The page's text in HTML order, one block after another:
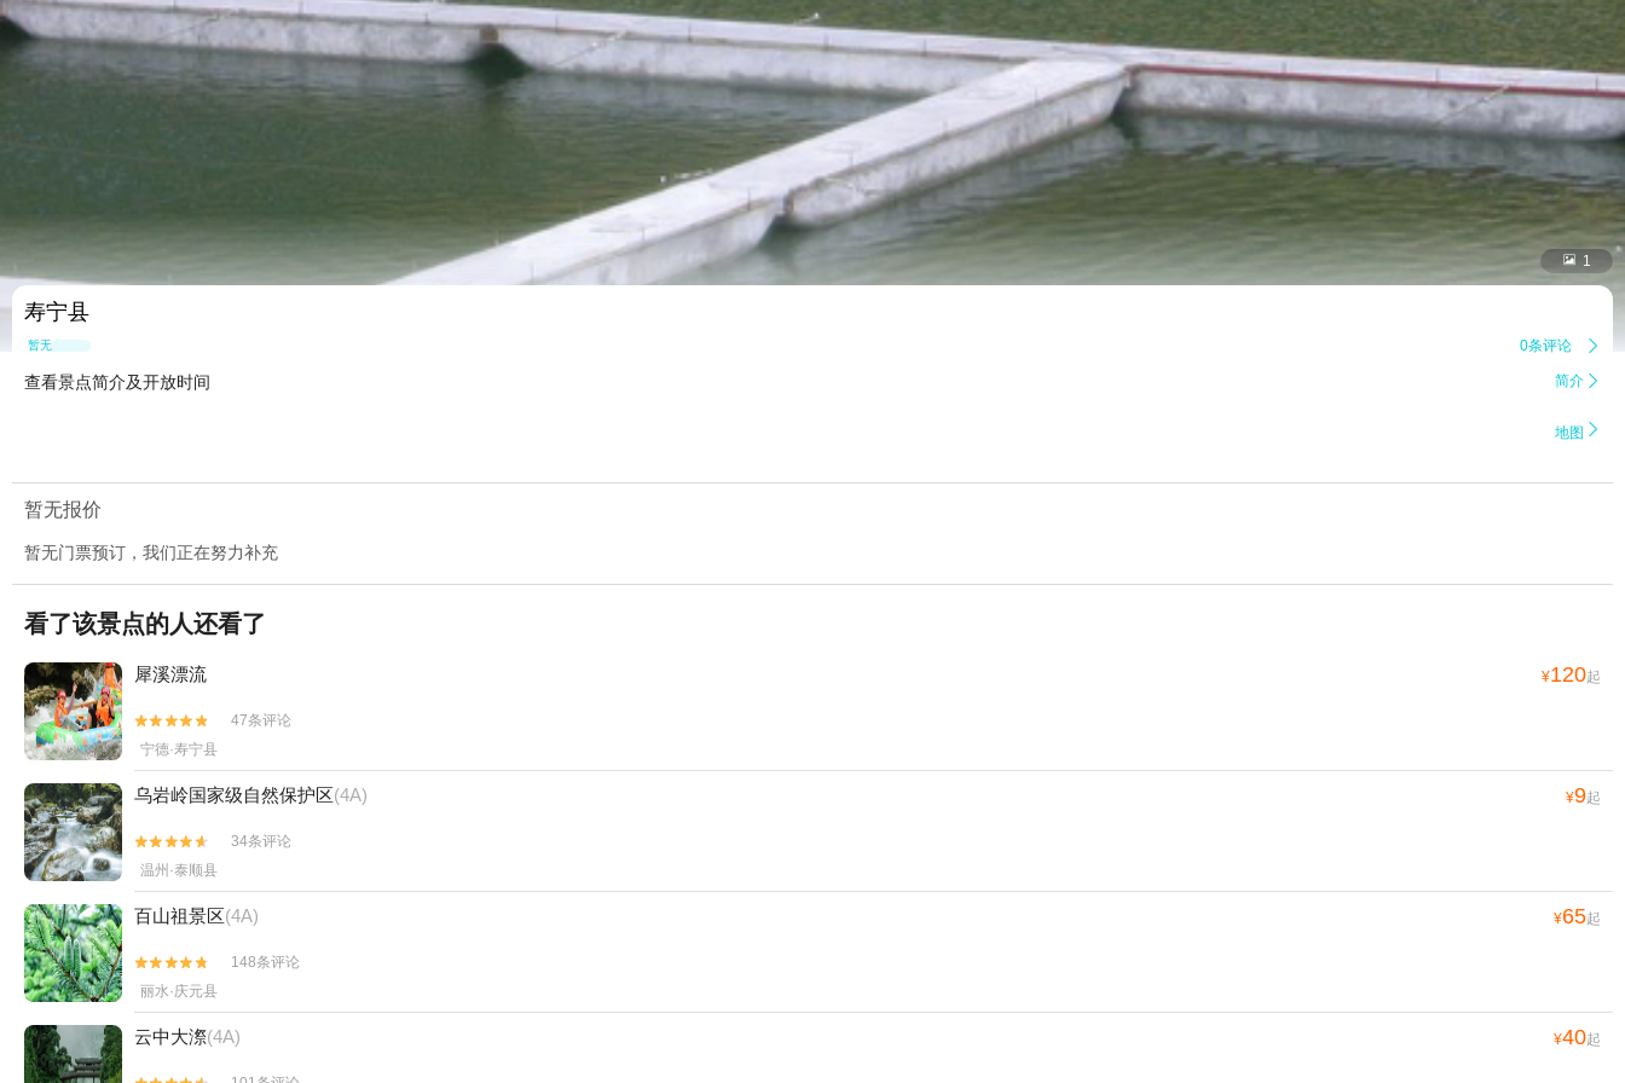
 1
寿宁县
暂无点评 0条评论 
查看景点简介及开放时间 简介 
地图 
暂无报价
暂无门票预订，我们正在努力补充
看了该景点的人还看了
犀溪漂流 ¥120起


47条评论
宁德·寿宁县
乌岩岭国家级自然保护区(4A) ¥9起


34条评论
温州·泰顺县
百山祖景区(4A) ¥65起


148条评论
丽水·庆元县
云中大漈(4A) ¥40起